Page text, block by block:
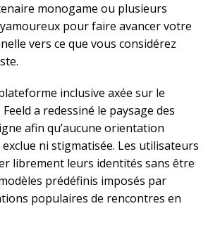
monogame ou plusieurs
pour faire avancer votre
vers ce que vous considérez
inclusive axée sur le
a redessiné le paysage des
afin qu’aucune orientation
ni stigmatisée. Les utilisateurs
librement leurs identités sans être
prédéfinis imposés par
populaires de rencontres en